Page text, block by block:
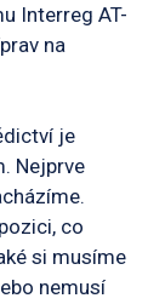
Interreg AT-
na
je
Nejprve
co
si musíme
nemusí